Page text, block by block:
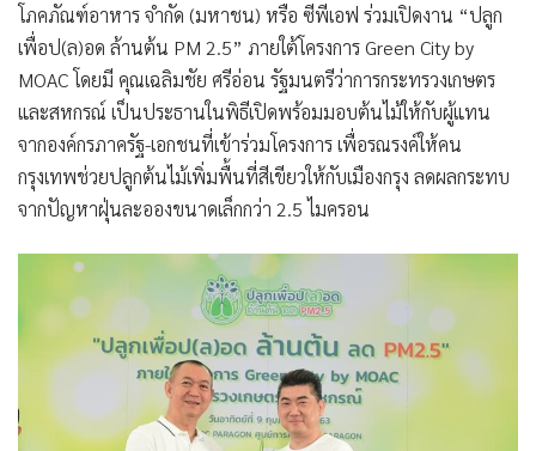
โภคภัณฑ์อาหาร จำกัด (มหาชน) หรือ ซีพีเอฟ ร่วมเปิดงาน “ปลูก
เพื่อป(ล)อด ล้านต้น PM 2.5” ภายใต้โครงการ Green City by
MOAC โดยมี คุณเฉลิมชัย ศรีอ่อน รัฐมนตรีว่าการกระทรวงเกษตร
และสหกรณ์ เป็นประธานในพิธีเปิดพร้อมมอบต้นไม้ให้กับผู้แทน
จากองค์กรภาครัฐ-เอกชนที่เข้าร่วมโครงการ เพื่อรณรงค์ให้คน
กรุงเทพช่วยปลูกต้นไม้เพิ่มพื้นที่สีเขียวให้กับเมืองกรุง ลดผลกระทบ
จากปัญหาฝุ่นละอองขนาดเล็กกว่า 2.5 ไมครอน